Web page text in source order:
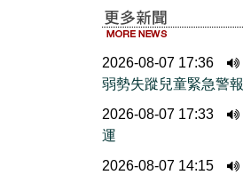
2026-08-07 17:36
弱勢失蹤兒童緊急警報
2026-08-07 17:33
運
2026-08-07 14:15